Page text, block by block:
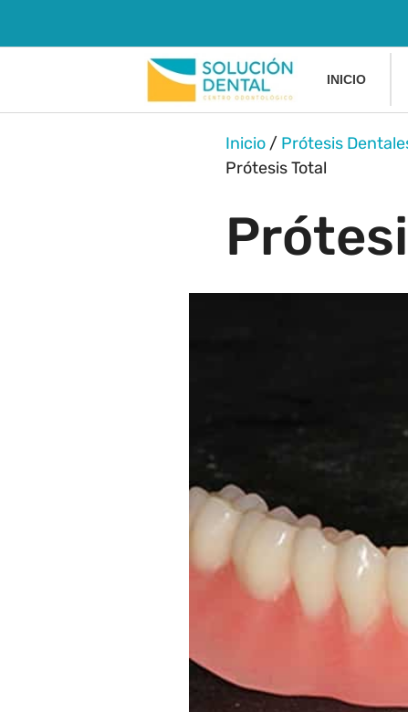
INICIO
Inicio / Prótesis
Prótesis Total